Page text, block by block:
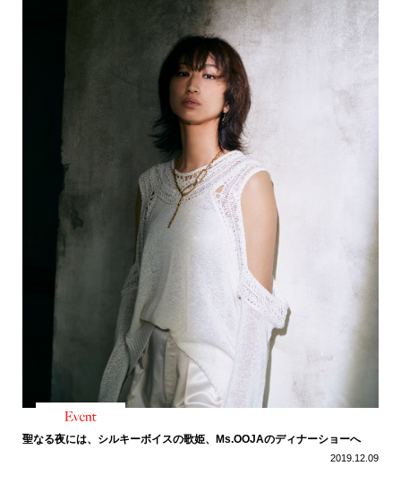
聖なる夜には、シルキーボイスの歌姫、Ms.OOJAのディナーショーへ
2019.12.09